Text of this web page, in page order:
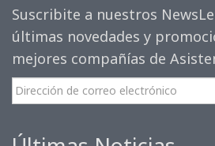
Suscribite a nuestros
últimas novedades y
mejores compañías de